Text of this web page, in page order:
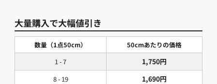
[オ
ジ
ナ
大量購入で大幅値引き
数量（1点50cm）
50cmあたりの価格
1 - 7
1,750円
8 - 19 1,690円